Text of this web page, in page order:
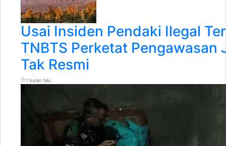
Usai Insiden Pendaki Ilegal
TNBTS Perketat Pengawasan
Tak Resmi
1 bulan lalu